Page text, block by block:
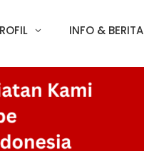
INFO & BERITA